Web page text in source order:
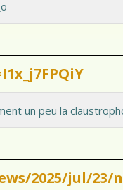
un peu la
2025/jul/23/